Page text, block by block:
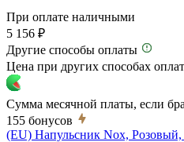
При оплате наличными
5 156 ₽
Другие способы оплаты
Цена при других способах
Сумма месячной платы, если
155 бонусов
(EU) Напульсник Nox, Розовый,